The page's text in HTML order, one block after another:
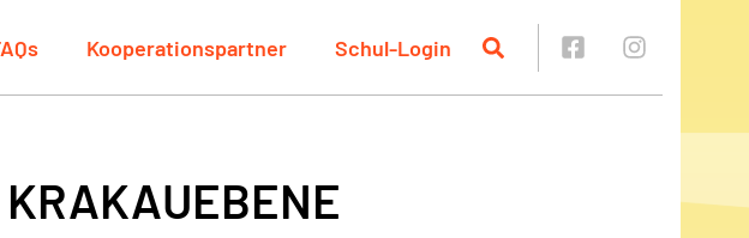
Kooperationspartner Schul-Login